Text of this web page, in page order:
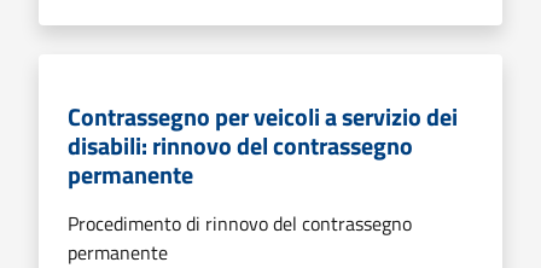
Contrassegno per veicoli a servizio dei
disabili: rinnovo del contrassegno
permanente
Procedimento di rinnovo del contrassegno
permanente